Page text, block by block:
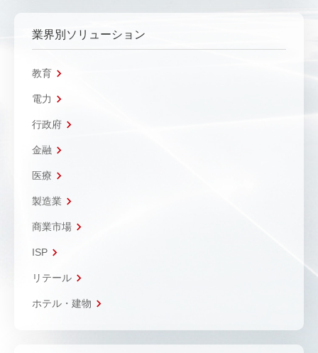
業界別ソリューション
教育
電力
行政府
金融
医療
製造業
商業市場
ISP
リテール
ホテル・建物